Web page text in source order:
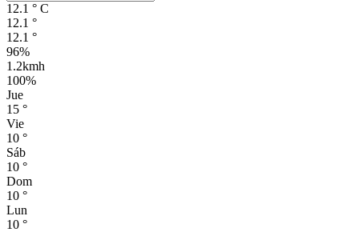
12.1 ° C
12.1 °
12.1 °
96%
1.2kmh
100%
Jue
15 °
Vie
10 °
Sáb
10 °
Dom
10 °
Lun
10 °